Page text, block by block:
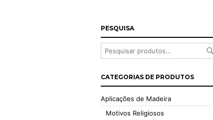
PESQUISA
CATEGORIAS DE PRODUTOS
Aplicações de Madeira
Motivos Religiosos